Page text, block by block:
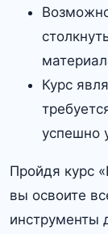
Курс
успешно
Пройдя курс
вы освоите
инструменты